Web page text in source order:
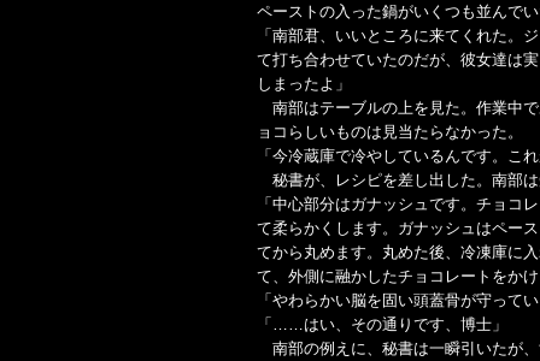
ペーストの入った鍋がいくつも並んで
「南部君、いいところに来てくれた。
て打ち合わせていたのだが、彼女達は
しまったよ」
南部はテーブルの上を見た。作業中
ョコらしいものは見当たらなかった。
「今冷蔵庫で冷やしているんです。こ
秘書が、レシピを差し出した。南部
「中心部分はガナッシュです。チョコ
て柔らかくします。ガナッシュはペー
てから丸めます。丸めた後、冷凍庫に
て、外側に融かしたチョコレートをか
「やわらかい脳を固い頭蓋骨が守って
「……はい、その通りです、博士」
南部の例えに、秘書は一瞬引いたが